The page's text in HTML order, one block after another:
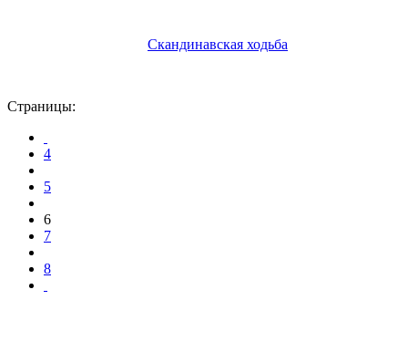
Скандинавская ходьба
Страницы:
4
5
6
7
8